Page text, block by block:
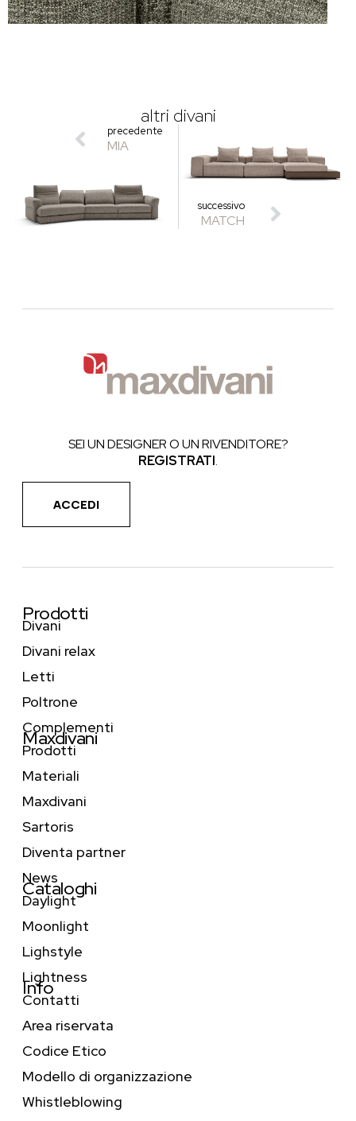
altri divani
precedente
MIA
successivo
MATCH
SEI UN DESIGNER O UN RIVENDITORE?
REGISTRATI.
ACCEDI
Prodotti
Divani
Divani relax
Letti
Poltrone
Complementi
Maxdivani
Prodotti
Materiali
Maxdivani
Sartoris
Diventa partner
News
Cataloghi
Daylight
Moonlight
Lighstyle
Lightness
Info
Contatti
Area riservata
Codice Etico
Modello di organizzazione
Whistleblowing